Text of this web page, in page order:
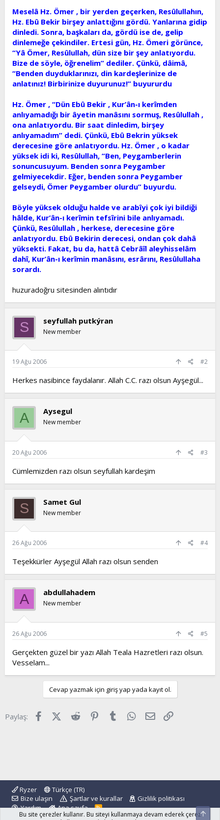
Meselâ Hz. Ömer , bir yerden geçerken, Resûlullahın,
Hz. Ebû Bekir birşey anlattığını gördü. Yanlarına gidip
dinledi. Sonra, başkaları da, gördü ise de, gelip
dinlemeğe çekindiler. Ertesi gün, Hz. Ömeri görünce,
“Yâ Ömer, Resûlullah, dün size bir şey anlatıyordu.
Bize de söyle, öğrenelim” dediler. Çünkü, dâimâ,
“Benden duyduklarınızı, din kardeşlerinize de
anlatınız! Birbirinize duyurunuz!” buyururdu
Hz. Ömer , “Dün Ebû Bekir , Kur’ân-ı kerîmden
anlıyamadığı bir âyetin manâsını sormuş, Resûlullah ,
ona anlatıyordu. Bir saat dinledim, birşey
anlıyamadım” dedi. Çünkü, Ebû Bekrin yüksek
derecesine göre anlatıyordu. Hz. Ömer , o kadar
yüksek idi ki, Resûlullah, “Ben, Peygamberlerin
sonuncusuyum. Benden sonra Peygamber
gelmiyecekdir. Eğer, benden sonra Peygamber
gelseydi, Ömer Peygamber olurdu” buyurdu.
Böyle yüksek olduğu halde ve arabîyi çok iyi bildiği
hâlde, Kur’ân-ı kerîmin tefsîrini bile anlıyamadı.
Çünkü, Resûlullah , herkese, derecesine göre
anlatıyordu. Ebû Bekirin derecesi, ondan çok dahâ
yüksekti. Fakat, bu da, hattâ Cebrâîl aleyhisselâm
dahî, Kur’ân-ı kerîmin manâsını, esrârını, Resûlullaha
sorardı.
huzuradoğru sitesinden alıntıdır
S seyfullah putkýran
New member
19 Ağu 2006 #2
Herkes nasibince faydalanır. Allah C.C. razı olsun Ayşegül...
A Aysegul
New member
20 Ağu 2006 #3
Cümlemizden razı olsun seyfullah kardeşim
S Samet Gul
New member
26 Ağu 2006 #4
Teşekkürler Ayşegül Allah razı olsun senden
A abdullahadem
New member
26 Ağu 2006 #5
Gerçekten güzel bir yazı Allah Teala Hazretleri razı olsun.
Vesselam...
Cevap yazmak için giriş yap yada kayıt ol.
Paylaş: FacebookX (Twitter)
Reddit Pinterest
Tumblr WhatsApp
E-posta
Ryzer
Türkçe (TR)
Bize ulaşın
Şartlar ve kurallar
Gizlilik politikası
Yardım
Ana sayfa
R
S
Bu site çerezler kullanır. Bu siteyi kullanmaya devam ederek çerez Üst